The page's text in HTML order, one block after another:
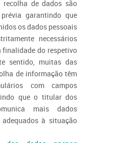
recolha de dados são
garantindo que
os dados pessoais
necessários
finalidade do respetivo
sentido, muitas das
de informação têm
com campos
que o titular dos
mais dados
à situação